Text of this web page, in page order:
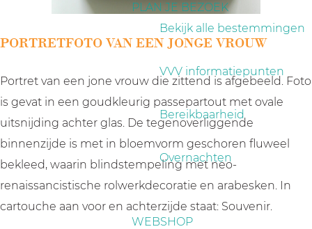
PLAN JE BEZOEK
Bekijk alle bestemmingen
VVV informatiepunten
Bereikbaarheid
Overnachten
WEBSHOP
PORTRETFOTO VAN EEN JONGE VROUW
Portret van een jone vrouw die zittend is afgebeeld. Foto
is gevat in een goudkleurig passepartout met ovale
uitsnijding achter glas. De tegenoverliggende
binnenzijde is met in bloemvorm geschoren fluweel
bekleed, waarin blindstempeling met neo-
renaissancistische rolwerkdecoratie en arabesken. In
cartouche aan voor en achterzijde staat: Souvenir.